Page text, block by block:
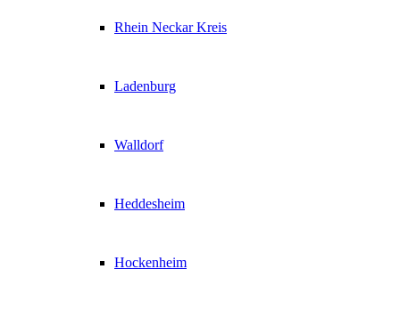
Rhein Neckar Kreis
Ladenburg
Walldorf
Heddesheim
Hockenheim